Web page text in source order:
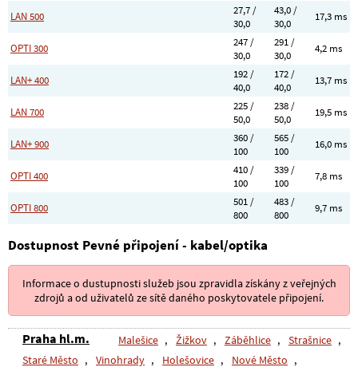
LAN 500
27,7 /
30,0
43,0 /
30,0
17,3 ms
OPTI 300
247 /
30,0
291 /
30,0
4,2 ms
LAN+ 400
192 /
40,0
172 /
40,0
13,7 ms
LAN 700
225 /
50,0
238 /
50,0
19,5 ms
LAN+ 900
360 /
100
565 /
100
16,0 ms
OPTI 400
410 /
100
339 /
100
7,8 ms
OPTI 800
501 /
800
483 /
800
9,7 ms
Dostupnost Pevné připojení - kabel/optika
Informace o dustupnosti služeb jsou zpravidla získány z veřejných
zdrojů a od uživatelů ze sítě daného poskytovatele připojení.
Praha hl.m. Malešice , Žižkov , Záběhlice , Strašnice ,
Staré Město , Vinohrady , Holešovice , Nové Město ,